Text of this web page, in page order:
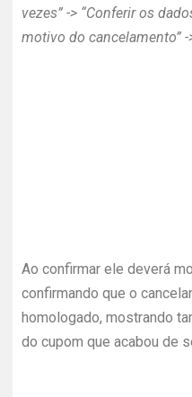
vezes” -> “Conferir os
motivo do cancelamento” -
Ao confirmar ele deverá
confirmando que o
homologado, mostrando
do cupom que acabou de